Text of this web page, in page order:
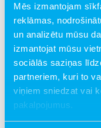
Mēs izmantojam
reklāmas,
un analizētu mūsu
izmantojat mūsu
sociālās saziņas
partneriem, kuri to
viņiem sniedzat vai
pakalpojumus.
ļauj šiem bērniem
saka Latvijas SOS
Ilze Paleja.
Kampaņu “Atver
Latvijas SOS Bērnu
sadarbībā ar
programmas
tajā piedalīsies
dalībnieki.